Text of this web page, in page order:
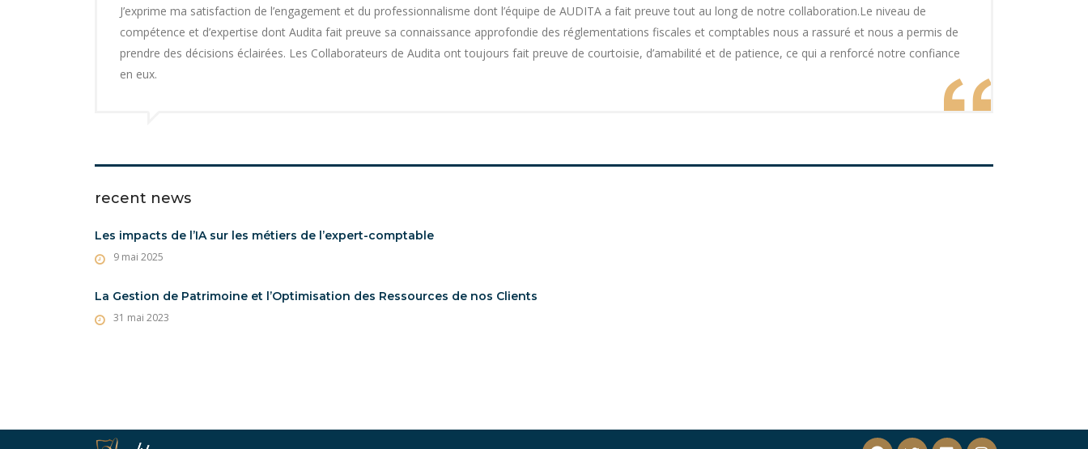
J’exprime ma satisfaction de l’engagement et du professionnalisme dont l’équipe de AUDITA a fait preuve tout au long de notre collaboration.Le niveau de
compétence et d’expertise dont Audita fait preuve sa connaissance approfondie des réglementations fiscales et comptables nous a rassuré et nous a permis de
prendre des décisions éclairées. Les Collaborateurs de Audita ont toujours fait preuve de courtoisie, d’amabilité et de patience, ce qui a renforcé notre confiance
en eux.
recent news
Les impacts de l’IA sur les métiers de l’expert-comptable
9 mai 2025
La Gestion de Patrimoine et l’Optimisation des Ressources de nos Clients
31 mai 2023